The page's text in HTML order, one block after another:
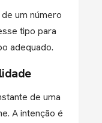
um número
tipo para
adequado.
de uma
A intenção é